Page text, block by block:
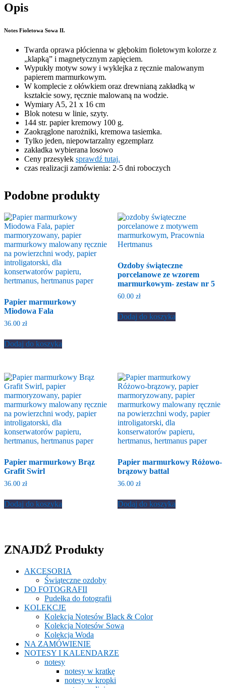
Opis
Notes Fioletowa Sowa II.
Twarda oprawa płócienna w głębokim fioletowym kolorze z
„klapką” i magnetycznym zapięciem.
Wypukły motyw sowy i wyklejka z ręcznie malowanym
papierem marmurkowym.
W komplecie z ołówkiem oraz drewnianą zakładką w
kształcie sowy, ręcznie malowaną na wodzie.
Wymiary A5, 21 x 16 cm
Blok notesu w linie, szyty.
144 str. papier kremowy 100 g.
Zaokrąglone narożniki, kremowa tasiemka.
Tylko jeden, niepowtarzalny egzemplarz
zakładka wybierana losowo
Ceny przesyłek sprawdź tutaj.
czas realizacji zamówienia: 2-5 dni roboczych
Podobne produkty
Papier marmurkowy
Miodowa Fala
36.00 zł
Dodaj do koszyka
Ozdoby świąteczne
porcelanowe ze wzorem
marmurkowym- zestaw nr 5
60.00 zł
Dodaj do koszyka
Papier marmurkowy Brąz
Grafit Swirl
36.00 zł
Dodaj do koszyka
Papier marmurkowy Różowo-
brązowy battal
36.00 zł
Dodaj do koszyka
ZNAJDŹ Produkty
AKCESORIA
Świąteczne ozdoby
DO FOTOGRAFII
Pudełka do fotografii
KOLEKCJE
Kolekcja Notesów Black & Color
Kolekcja Notesów Sowa
Kolekcja Woda
NA ZAMÓWIENIE
NOTESY I KALENDARZE
notesy
notesy w kratkę
notesy w kropki